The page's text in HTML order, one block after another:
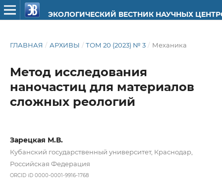
ЭКОЛОГИЧЕСКИЙ ВЕСТНИК НАУЧНЫХ
ГЛАВНАЯ / АРХИВЫ / ТОМ 20 (2023) № 3 / Механика
Метод исследования
наночастиц для материалов
сложных реологий
Зарецкая М.В.
Кубанский государственный университет, Краснодар,
Российская Федерация
ORCID iD 0000-0001-9916-1768